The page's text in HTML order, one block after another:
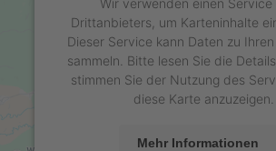
Drittanbieters, um Karteninhalte
Dieser Service kann Daten zu
sammeln. Bitte lesen Sie die
stimmen Sie der Nutzung des
diese Karte anzuzeigen.
Mehr Informationen